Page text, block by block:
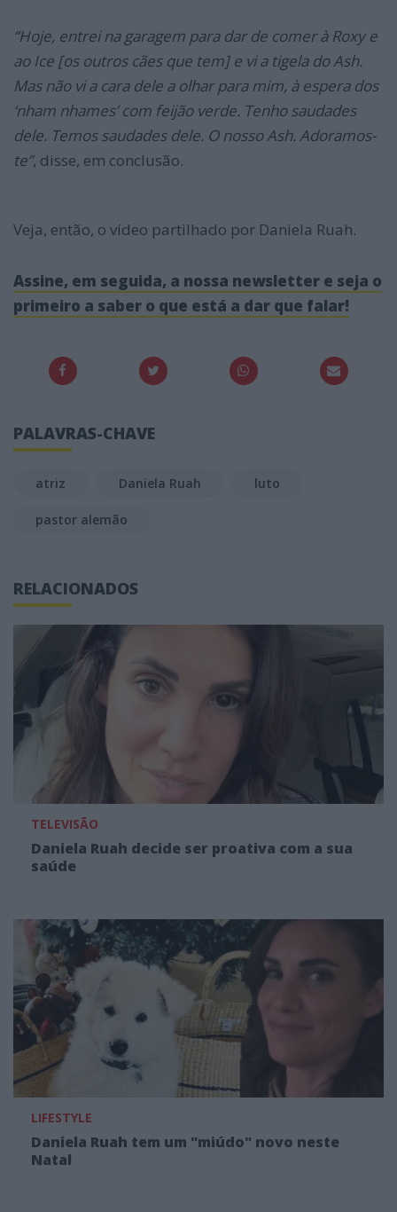
“Hoje, entrei na garagem para dar de comer à Roxy e
ao Ice [os outros cães que tem] e vi a tigela do Ash.
Mas não vi a cara dele a olhar para mim, à espera dos
‘nham nhames’ com feijão verde. Tenho saudades
dele. Temos saudades dele. O nosso Ash. Adoramos-
te”, disse, em conclusão.
Veja, então, o vídeo partilhado por Daniela Ruah.
Assine, em seguida, a nossa newsletter e seja o
primeiro a saber o que está a dar que falar!
PALAVRAS-CHAVE
atriz Daniela Ruah luto
pastor alemão
RELACIONADOS
TELEVISÃO
Daniela Ruah decide ser proativa com a sua
saúde
LIFESTYLE
Daniela Ruah tem um "miúdo" novo neste
Natal